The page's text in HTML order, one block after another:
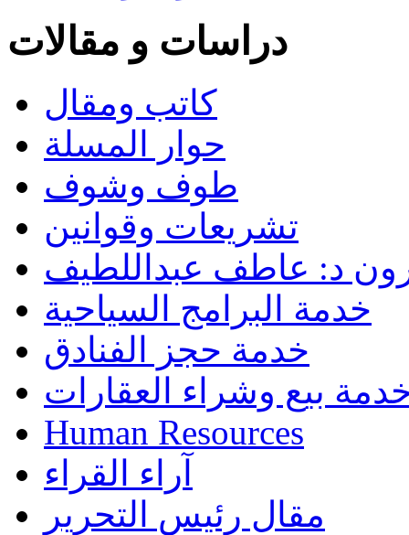
دراسات و مقالات
كاتب ومقال
حوار المسلة
طوف وشوف
تشريعات وقوانين
د: عاطف عبداللطيف
خدمة البرامج السياحية
خدمة حجز الفنادق
بيع وشراء العقارات
Human Resources
آراء القراء
مقال رئيس التحرير